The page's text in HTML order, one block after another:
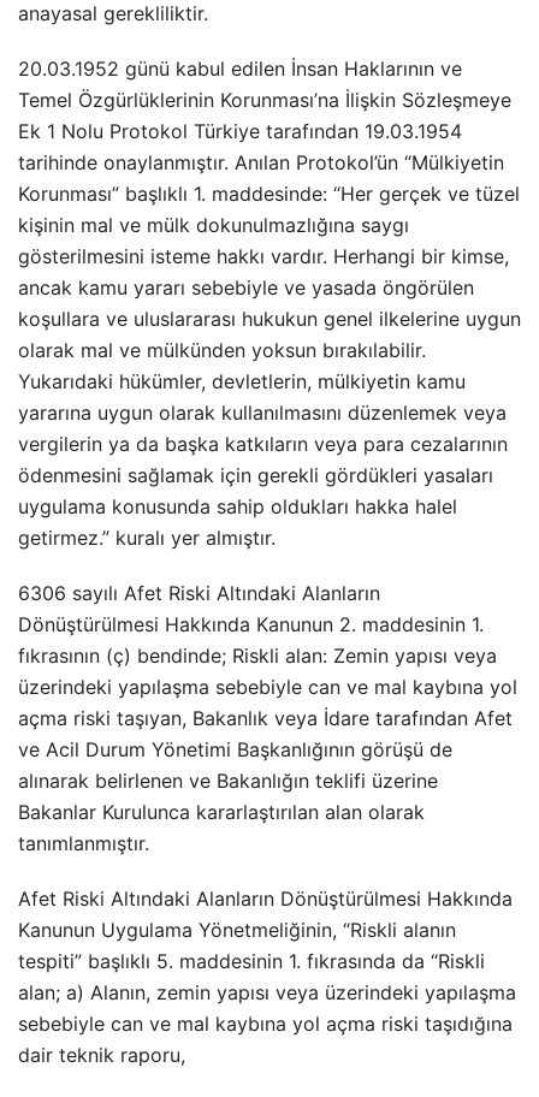
anayasal gerekliliktir.
20.03.1952 günü kabul edilen İnsan Haklarının ve
Temel Özgürlüklerinin Korunması’na İlişkin Sözleşmeye
Ek 1 Nolu Protokol Türkiye tarafından 19.03.1954
tarihinde onaylanmıştır. Anılan Protokol’ün “Mülkiyetin
Korunması” başlıklı 1. maddesinde: “Her gerçek ve tüzel
kişinin mal ve mülk dokunulmazlığına saygı
gösterilmesini isteme hakkı vardır. Herhangi bir kimse,
ancak kamu yararı sebebiyle ve yasada öngörülen
koşullara ve uluslararası hukukun genel ilkelerine uygun
olarak mal ve mülkünden yoksun bırakılabilir.
Yukarıdaki hükümler, devletlerin, mülkiyetin kamu
yararına uygun olarak kullanılmasını düzenlemek veya
vergilerin ya da başka katkıların veya para cezalarının
ödenmesini sağlamak için gerekli gördükleri yasaları
uygulama konusunda sahip oldukları hakka halel
getirmez.” kuralı yer almıştır.
6306 sayılı Afet Riski Altındaki Alanların
Dönüştürülmesi Hakkında Kanunun 2. maddesinin 1.
fıkrasının (ç) bendinde; Riskli alan: Zemin yapısı veya
üzerindeki yapılaşma sebebiyle can ve mal kaybına yol
açma riski taşıyan, Bakanlık veya İdare tarafından Afet
ve Acil Durum Yönetimi Başkanlığının görüşü de
alınarak belirlenen ve Bakanlığın teklifi üzerine
Bakanlar Kurulunca kararlaştırılan alan olarak
tanımlanmıştır.
Afet Riski Altındaki Alanların Dönüştürülmesi Hakkında
Kanunun Uygulama Yönetmeliğinin, “Riskli alanın
tespiti” başlıklı 5. maddesinin 1. fıkrasında da “Riskli
alan; a) Alanın, zemin yapısı veya üzerindeki yapılaşma
sebebiyle can ve mal kaybına yol açma riski taşıdığına
dair teknik raporu,